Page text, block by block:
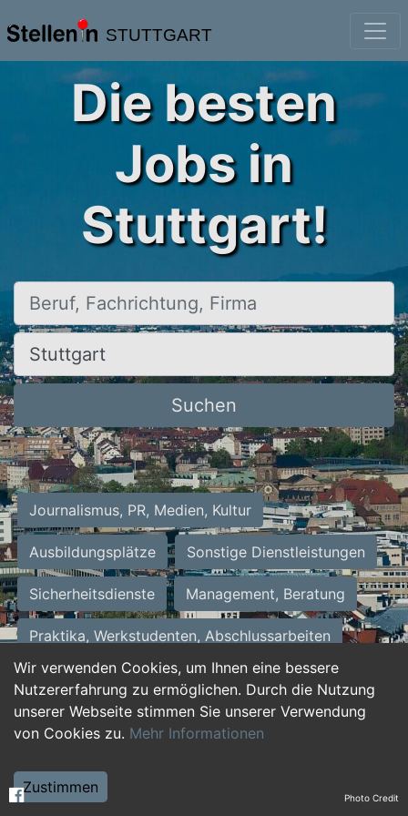
STUTTGART
Wir verwenden Cookies, um Ihnen eine bessere
Nutzererfahrung zu ermöglichen. Durch die Nutzung
unserer Webseite stimmen Sie unserer Verwendung
von Cookies zu. Mehr Informationen
Zustimmen
Die besten
Jobs in
Stuttgart!
Beruf, Fachrichtung, Firma
Ort, Stadt
Suchen
Journalismus, PR, Medien, Kultur
Ausbildungsplätze Sonstige Dienstleistungen
Sicherheitsdienste Management, Beratung
Praktika, Werkstudenten, Abschlussarbeiten
Personalwesen Assistenz, Sekretariat
Hilfskräfte, Aushilfs- und Nebenjobs
Weiterbildung, Studium, duale Ausbildung Photo Credit